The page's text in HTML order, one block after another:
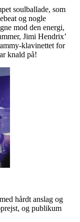
soulballade, som
og nogle
mod den energi,
Jimi Hendrix’
klavinettet for
knald på!
hårdt anslag og
og publikum